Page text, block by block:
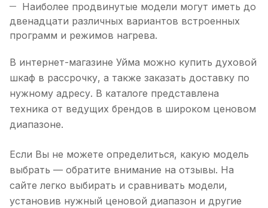
Наиболее продвинутые модели могут иметь до
двенадцати различных вариантов встроенных
программ и режимов нагрева.
В интернет-магазине Уйма можно купить духовой
шкаф в рассрочку, а также заказать доставку по
нужному адресу. В каталоге представлена
техника от ведущих брендов в широком ценовом
диапазоне.
Если Вы не можете определиться, какую модель
выбрать — обратите внимание на отзывы. На
сайте легко выбирать и сравнивать модели,
установив нужный ценовой диапазон и другие